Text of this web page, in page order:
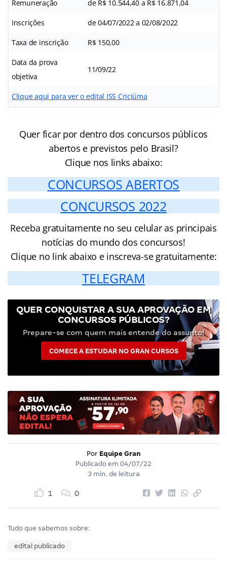
Remuneração de R$ 10.544,40 a R$ 16.871,04
Inscrições de 04/07/2022 a 02/08/2022
Taxa de inscrição R$ 150,00
Data da prova
objetiva
11/09/22
Clique aqui para ver o edital ISS Criciúma
Quer ficar por dentro dos concursos públicos
abertos e previstos pelo Brasil?
Clique nos links abaixo:
CONCURSOS ABERTOS
CONCURSOS 2022
Receba gratuitamente no seu celular as principais
notícias do mundo dos concursos!
Clique no link abaixo e inscreva-se gratuitamente:
TELEGRAM
QUER CONQUISTAR A SUA APROVAÇÃO EM
CONCURSOS PÚBLICOS?
Prepare-se com quem mais entende do assunto!
COMECE A ESTUDAR NO GRAN CURSOS
Por Equipe Gran
Publicado em 04/07/22
3 min. de leitura
1 0
Tudo que sabemos sobre:
edital publicado